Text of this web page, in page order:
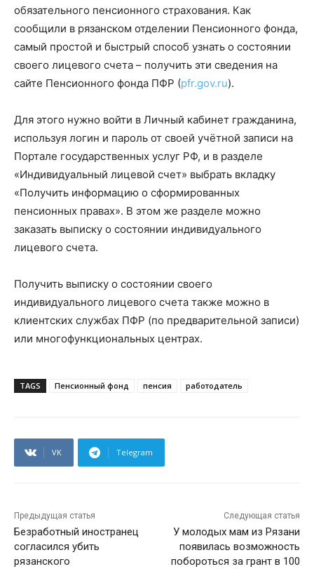
обязательного пенсионного страхования. Как
сообщили в рязанском отделении Пенсионного фонда,
самый простой и быстрый способ узнать о состоянии
своего лицевого счета – получить эти сведения на
сайте Пенсионного фонда ПФР (pfr.gov.ru).
Для этого нужно войти в Личный кабинет гражданина,
используя логин и пароль от своей учётной записи на
Портале государственных услуг РФ, и в разделе
«Индивидуальный лицевой счет» выбрать вкладку
«Получить информацию о сформированных
пенсионных правах». В этом же разделе можно
заказать выписку о состоянии индивидуального
лицевого счета.
Получить выписку о состоянии своего
индивидуального лицевого счета также можно в
клиентских службах ПФР (по предварительной записи)
или многофункциональных центрах.
TAGS Пенсионный фонд пенсия работодатель
VK Telegram
Предыдущая статья
Безработный иностранец
согласился убить
рязанского
Следующая статья
У молодых мам из Рязани
появилась возможность
побороться за грант в 100